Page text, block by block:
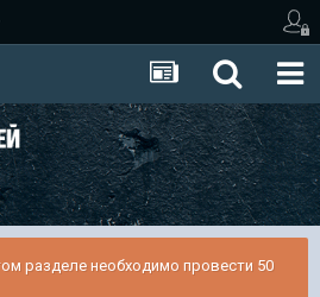
разделе необходимо провести 50